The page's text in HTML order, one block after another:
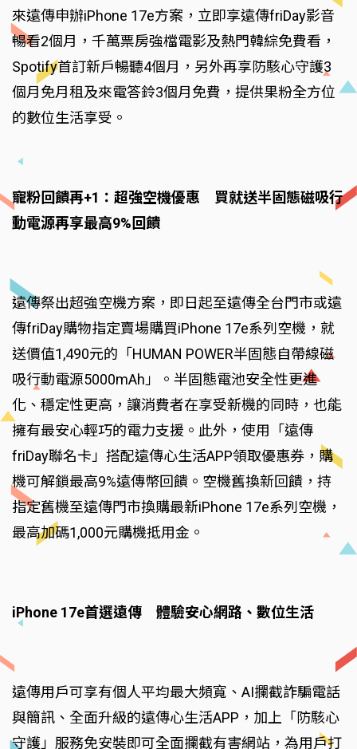
來遠傳申辦iPhone 17e方案，立即享遠傳friDay影音
暢看2個月，千萬票房強檔電影及熱門韓綜免費看，
Spotify首訂新戶暢聽4個月，另外再享防駭心守護3
個月免月租及來電答鈴3個月免費，提供果粉全方位
的數位生活享受。
寵粉回饋再+1：超強空機優惠 買就送半固態磁吸行
動電源再享最高9%回饋
遠傳祭出超強空機方案，即日起至遠傳全台門市或遠
傳friDay購物指定賣場購買iPhone 17e系列空機，就
送價值1,490元的「HUMAN POWER半固態自帶線磁
吸行動電源5000mAh」。半固態電池安全性更進
化、穩定性更高，讓消費者在享受新機的同時，也能
擁有最安心輕巧的電力支援。此外，使用「遠傳
friDay聯名卡」搭配遠傳心生活APP領取優惠券，購
機可解鎖最高9%遠傳幣回饋。空機舊換新回饋，持
指定舊機至遠傳門市換購最新iPhone 17e系列空機，
最高加碼1,000元購機抵用金。
iPhone 17e首選遠傳 體驗安心網路、數位生活
遠傳用戶可享有個人平均最大頻寬、AI攔截詐騙電話
與簡訊、全面升級的遠傳心生活APP，加上「防駭心
守護」服務免安裝即可全面攔截有害網站，為用戶打